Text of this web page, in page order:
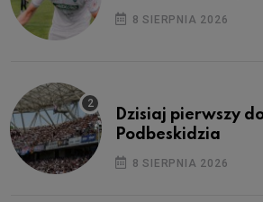
8 SIERPNIA 2026
Dzisiaj pierwszy
Podbeskidzia
8 SIERPNIA 2026